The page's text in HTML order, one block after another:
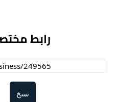
رابط
نسخ